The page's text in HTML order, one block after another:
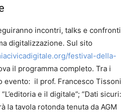
incontri, talks e confronti
digitalizzazione. Sul sito
festival-della-
il programma completo. Tra i
evento: il prof. Francesco Tissoni
e il digitale”; “Dati sicuri:
la tavola rotonda tenuta da AGM